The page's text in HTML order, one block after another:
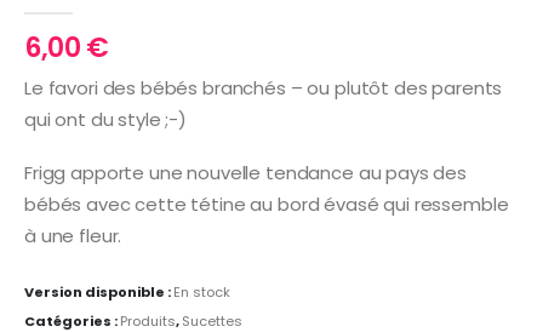
6,00€
Le favori des bébés branchés – ou plutôt des parents
qui ont du style ;-)
Frigg apporte une nouvelle tendance au pays des
bébés avec cette tétine au bord évasé qui ressemble
à une fleur.
Version disponible :En stock
Catégories :Produits,Sucettes